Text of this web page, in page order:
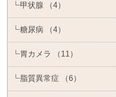
甲状腺 （4）
糖尿病 （4）
胃カメラ （11）
脂質異常症 （6）